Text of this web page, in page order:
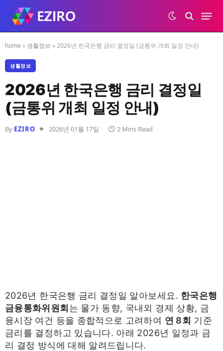
home »생활정보 »2026년 한국은행 금리 결정일 (금통위 개최 일정 안내)
생활정보
2026년 한국은행 금리 결정일
(금통위 개최 일정 안내)
By EZIRO 2026년 01월 17일 2 Mins Read
2026년 한국은행 금리 결정일 알아보세요. 한국은행
금융통화위원회 는 물가 동향, 국내외 경제 상황, 금
융시장 여건 등을 종합적으로 고려하여 연 8회 기준
금리를 결정하고 있습니다. 아래 2026년 일정과 금
리 결정 방식에 대해 알려드립니다.